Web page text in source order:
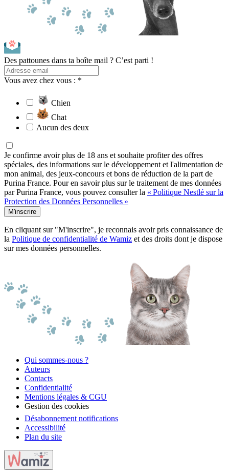
Des pattounes dans ta boîte mail ? C’est parti !
Vous avez chez vous : *
Chien
Chat
Aucun des deux
Je confirme avoir plus de 18 ans et souhaite profiter des offres
spéciales, des informations sur le développement et l'alimentation de
mon animal, des jeux-concours et bons de réduction de la part de
Purina France. Pour en savoir plus sur le traitement de mes données
par Purina France, vous pouvez consulter la « Politique Nestlé sur la
Protection des Données Personnelles »
M'inscrire
En cliquant sur "M'inscrire", je reconnais avoir pris connaissance de
la Politique de confidentialité de Wamiz et des droits dont je dispose
sur mes données personnelles.
Qui sommes-nous ?
Auteurs
Contacts
Confidentialité
Mentions légales & CGU
Gestion des cookies
Désabonnement notifications
Accessibilité
Plan du site